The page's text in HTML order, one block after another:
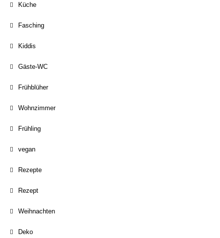
Küche
Fasching
Kiddis
Gäste-WC
Frühblüher
Wohnzimmer
Frühling
vegan
Rezepte
Rezept
Weihnachten
Deko